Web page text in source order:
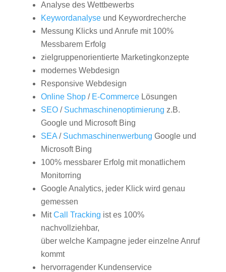
Analyse des Wettbewerbs
Keywordanalyseund Keywordrecherche
Messung Klicks und Anrufe mit 100%
Messbarem Erfolg
zielgruppenorientierte Marketingkonzepte
modernes Webdesign
Responsive Webdesign
Online Shop/ E-CommerceLösungen
SEO/ Suchmaschinenoptimierung z.B.
Google und Microsoft Bing
SEA/ Suchmaschinenwerbung Google und
Microsoft Bing
100% messbarer Erfolg mit monatlichem
Monitorring
Google Analytics, jeder Klick wird genau
gemessen
MitCall Tracking ist es 100%
nachvollziehbar,
über welche Kampagne jeder einzelne Anruf
kommt
hervorragender Kundenservice